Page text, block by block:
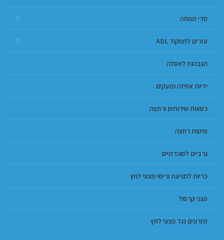
סדי מנוחה
עזרים לתפקוד ADL
הגבהות לאסלה
ידיות אחיזה ומעקים
כסאות שירותים ורחצה
מיטות רחצה
גרביים לסוכרתיים
כריות למניעת וריפוי פצעי לחץ
מגני קרסול
מזרונים נגד פצעי לחץ